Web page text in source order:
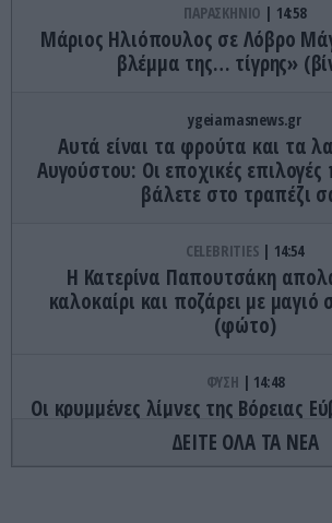
ΠΑΡΑΣΚΗΝΙΟ 14:58
Μάριος Ηλιόπουλος σε Λόβρο
βλέμμα της… τίγρης»
ygeiamasnews.gr
Αυτά είναι τα φρούτα και τα
Αυγούστου: Οι εποχικές
βάλετε στο τραπέζι
CELEBRITIES 14:54
Η Κατερίνα Παπουτσάκη
καλοκαίρι και ποζάρει με
(φώτο)
ΦΥΣΗ 14:48
Οι κρυμμένες λίμνες της Βόρειας
ορυχεία σε έναν φυσικό
ΔΕΙΤΕ ΟΛΑ ΤΑ ΝΕΑ